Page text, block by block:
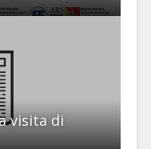
visita di